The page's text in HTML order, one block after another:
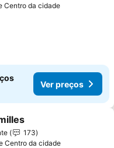
Centro da cidade
Ver preços
aos favoritos
173
Centro da cidade